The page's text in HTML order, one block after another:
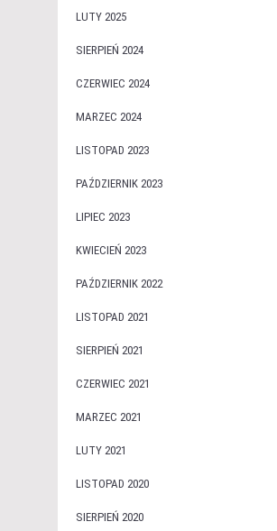
LUTY 2025
SIERPIEŃ 2024
CZERWIEC 2024
MARZEC 2024
LISTOPAD 2023
PAŹDZIERNIK 2023
LIPIEC 2023
KWIECIEŃ 2023
PAŹDZIERNIK 2022
LISTOPAD 2021
SIERPIEŃ 2021
CZERWIEC 2021
MARZEC 2021
LUTY 2021
LISTOPAD 2020
SIERPIEŃ 2020